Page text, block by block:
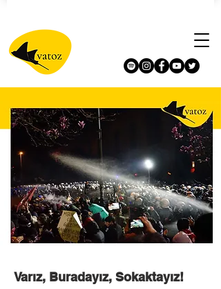
Varız, Buradayız, Sokaktayız!